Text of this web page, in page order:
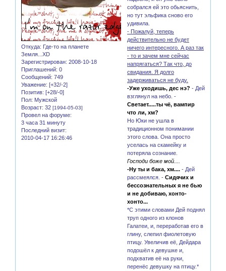
Откуда: Где-то на планете
Земля...XD
Зарегистрирован: 2008-10-18
Приглашений: 0
Сообщений: 749
Уважение: [+32/-2]
Позитив: [+28/-0]
Пол: Мужской
Возраст: 32 [1994-05-03]
Провел на форуме:
3 часа 31 минуту
Последний визит:
2010-04-17 16:26:46
собрался ей это обьяснить,
но тут эльфика сново его
удивила.
- Пожалуй, теперь
действительно не будет
ничего интересного. А раз так
- то и зачем мне сейчас
напрягаться? Так что, до
свидания. Я долго
задерживаться не буду.
-Уже уходишь, дес нэ? - Дей
взглянул на небо. -
Светает.....ты чё, вампир
что ли, хм?
Но Юки не ушла в
традиционном понимании
этого слова. Она просто
уселась на скамейку и
потеряла сознание.
Господи боже мой....
-Ну ты и бака, хм.... - Дей
рассмеялся. -Сидячих и
бессознательных я не бью
и не добиваю, хонто-
хонто...
*С этими словами Дей поднял
труп одного из клонов
Галатеи, и, переработав его в
глину, слепил фиолетовую
птицу. Увеличив её, Дейдара
подошёл к девушке и,
подхватив её на руки,
перенёс девушку на птицу.*